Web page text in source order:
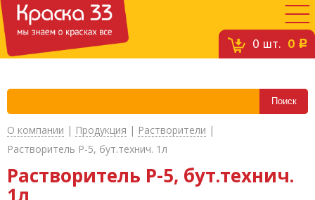
0 шт. 0 c
О компании | Продукция | Растворители |
Растворитель Р-5, бут.технич. 1л
Растворитель Р-5, бут.технич.